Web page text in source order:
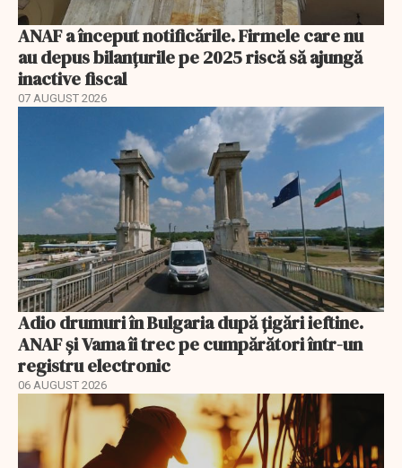
ANAF a început notificările. Firmele care nu
au depus bilanțurile pe 2025 riscă să ajungă
inactive fiscal
07 AUGUST 2026
Adio drumuri în Bulgaria după țigări ieftine.
ANAF și Vama îi trec pe cumpărători într-un
registru electronic
06 AUGUST 2026